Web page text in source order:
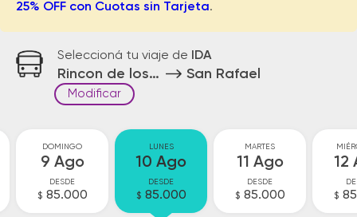
25% OFF con Cuotas sin Tarjeta.
Seleccioná tu viaje de IDA
Rincon de los Sauces San Rafael
Modificar
DOMINGO
9 Ago
DESDE
$ 85.000
LUNES
10 Ago
DESDE
$ 85.000
MARTES
11 Ago
DESDE
$ 85.000
12
$